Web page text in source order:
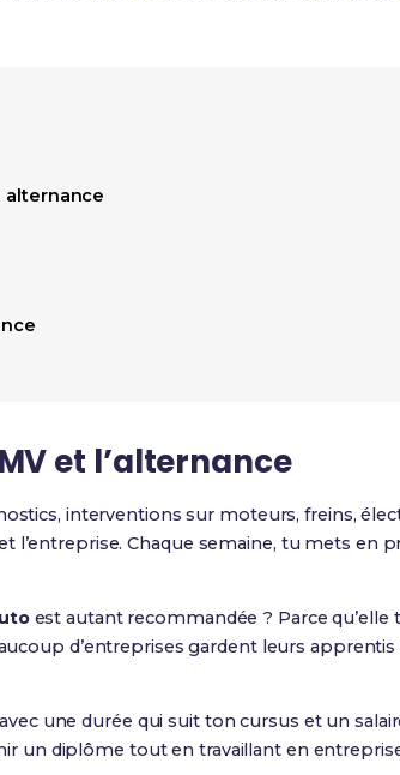
alternance
et l’alternance
interventions sur moteurs, freins,
l’entreprise. Chaque semaine, tu mets en
est autant recommandée ? Parce qu’elle
d’entreprises gardent leurs apprentis
une durée qui suit ton cursus et un
un diplôme tout en travaillant en